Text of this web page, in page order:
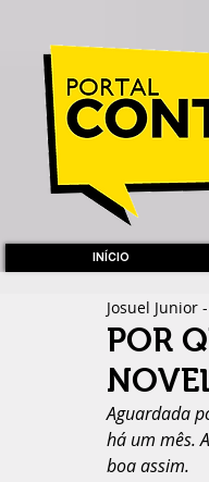
INÍCIO
POR
Josuel Junior
Aguardada
há um mês.
boa assim.